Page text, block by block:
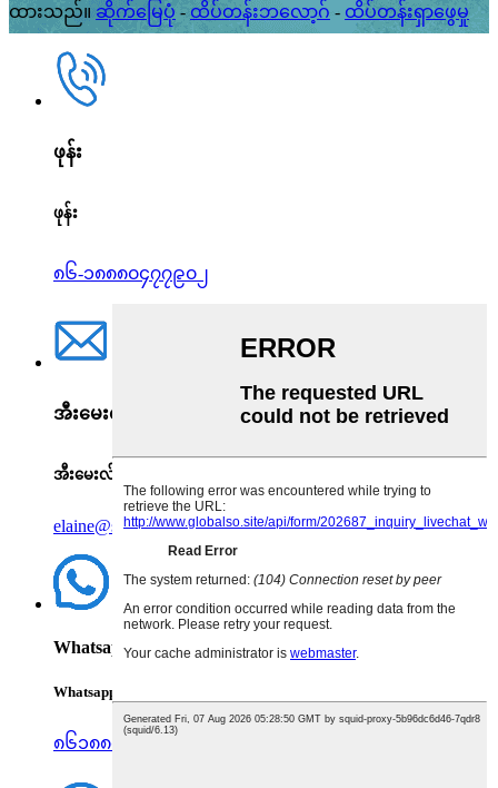
ထားသည်။ ဆိုက်မြေပုံ - ထိပ်တန်းဘလော့ဂ် - ထိပ်တန်းရှာဖွေမှု
ဖုန်း
ဖုန်း
၈၆-၁၈၈၈၀၄၇၇၉၀၂
အီးမေးလ်
အီးမေးလ်
elaine@sustarfeed.com
Whatsapp
Whatsapp
၈၆၁၈၈၈၀၄၇၇၉၀၂